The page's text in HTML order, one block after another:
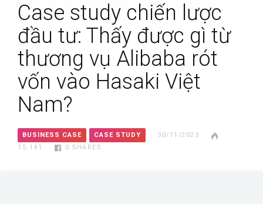
Case study chiến lược
đầu tư: Thấy được gì từ
thương vụ Alibaba rót
vốn vào Hasaki Việt
Nam?
BUSINESS CASE CASE STUDY
30/11/2023
15.141
0 SHARES